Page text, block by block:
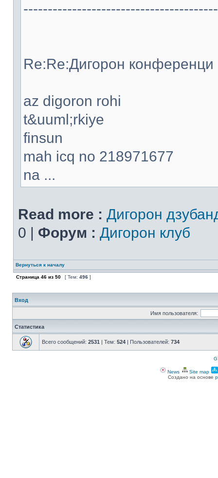
Re:Re:Дигорон
az digoron rohi
t&uuml;rkiye
finsun
mah icq no 218971677
na ...
Read more : Дигорон
0 | Форум : Дигорон клуб
Вернуться к началу
Страница 46 из 50 [ Тем: 496 ]
Вход
Имя пользователя:
Статистика
Всего сообщений: 2531 | Тем: 524 | Пользователей: 734
News Site map
Создано на основе